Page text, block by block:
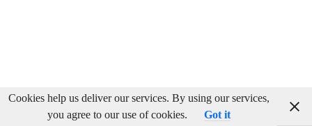
Cookies help us deliver our services. By using our services,
you agree to our use of cookies.
Got it